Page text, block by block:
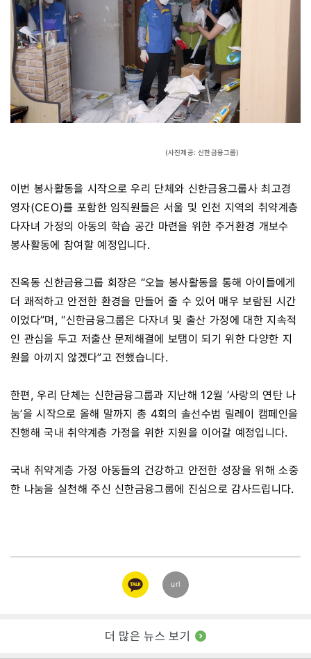
(사진제공: 신한금융그룹)
이번 봉사활동을 시작으로 우리 단체와 신한금융그룹사 최고경
영자(CEO)를 포함한 임직원들은 서울 및 인천 지역의 취약계층
다자녀 가정의 아동의 학습 공간 마련을 위한 주거환경 개보수
봉사활동에 참여할 예정입니다.
진옥동 신한금융그룹 회장은 “오늘 봉사활동을 통해 아이들에게
더 쾌적하고 안전한 환경을 만들어 줄 수 있어 매우 보람된 시간
이었다”며, “신한금융그룹은 다자녀 및 출산 가정에 대한 지속적
인 관심을 두고 저출산 문제해결에 보탬이 되기 위한 다양한 지
원을 아끼지 않겠다”고 전했습니다.
한편, 우리 단체는 신한금융그룹과 지난해 12월 ‘사랑의 연탄 나
눔’을 시작으로 올해 말까지 총 4회의 솔선수범 릴레이 캠페인을
진행해 국내 취약계층 가정을 위한 지원을 이어갈 예정입니다.
국내 취약계층 가정 아동들의 건강하고 안전한 성장을 위해 소중
한 나눔을 실천해 주신 신한금융그룹에 진심으로 감사드립니다.
카카오
링크
url
더 많은 뉴스 보기